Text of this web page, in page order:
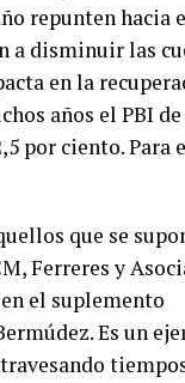
repunten hacia
a disminuir las
en la
años el PBI de
por ciento. Para
que se
Ferreres y
el suplemento
Es un